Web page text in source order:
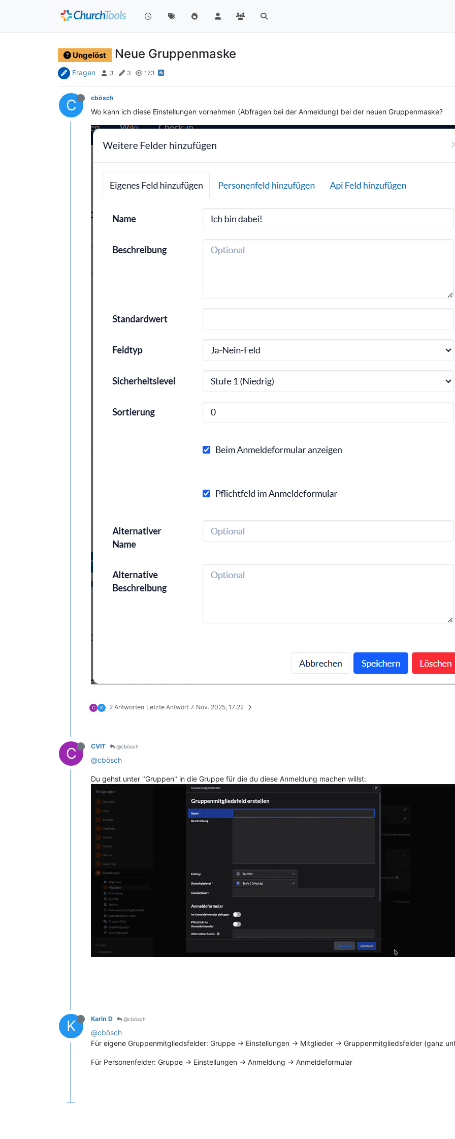
Ungelöst Neue Gruppenmaske
Fragen 3 3 173
C cbösch
Wo kann ich diese Einstellungen vornehmen (Abfragen bei der Anmeldung) bei der neuen Gruppenmaske?
C K 2 Antworten Letzte Antwort 7. Nov. 2025, 17:22
C CVIT @cbösch
@cbösch
Du gehst unter "Gruppen" in die Gruppe für die du diese Anmeldung machen willst:
K Karin D @cbösch
@cbösch
Für eigene Gruppenmitgliedsfelder: Gruppe -> Einstellungen -> Mitglieder -> Gruppenmitgliedsfelder (ganz
Für Personenfelder: Gruppe -> Einstellungen -> Anmeldung -> Anmeldeformular